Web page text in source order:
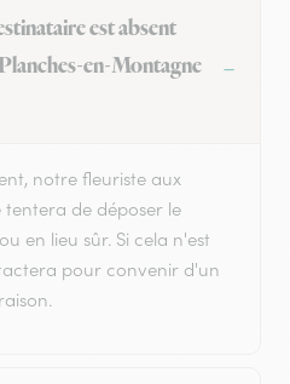
est absent
en-Montagne
notre fleuriste aux
de déposer le
en lieu sûr. Si cela n'est
pour convenir d'un